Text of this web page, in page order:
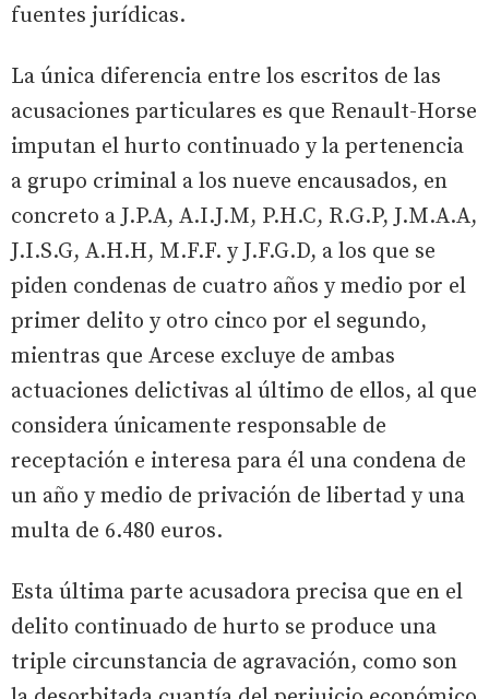
fuentes jurídicas.
La única diferencia entre los escritos de las
acusaciones particulares es que Renault-Horse
imputan el hurto continuado y la pertenencia
a grupo criminal a los nueve encausados, en
concreto a J.P.A, A.I.J.M, P.H.C, R.G.P, J.M.A.A,
J.I.S.G, A.H.H, M.F.F. y J.F.G.D, a los que se
piden condenas de cuatro años y medio por el
primer delito y otro cinco por el segundo,
mientras que Arcese excluye de ambas
actuaciones delictivas al último de ellos, al que
considera únicamente responsable de
receptación e interesa para él una condena de
un año y medio de privación de libertad y una
multa de 6.480 euros.
Esta última parte acusadora precisa que en el
delito continuado de hurto se produce una
triple circunstancia de agravación, como son